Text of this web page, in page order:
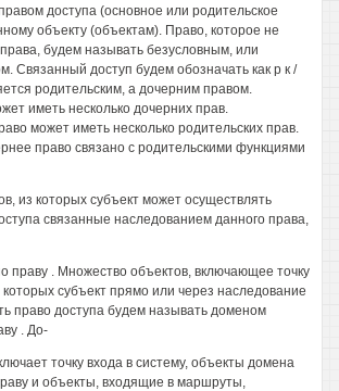
доступа (основное или родительское
объекту (объектам). Право, которое не
права, будем называть безусловным, или
Связанный доступ будем обозначать как р к /
родительским, а дочерним правом.
иметь несколько дочерних прав.
может иметь несколько родительских прав.
право связано с родительскими функциями
из которых субъект может осуществлять
связанные наследованием данного права,
праву . Множество объектов, включающее точку
которых субъект прямо или через наследование
право доступа будем называть доменом
. До-
точку входа в систему, объекты домена
и объекты, входящие в маршруты,